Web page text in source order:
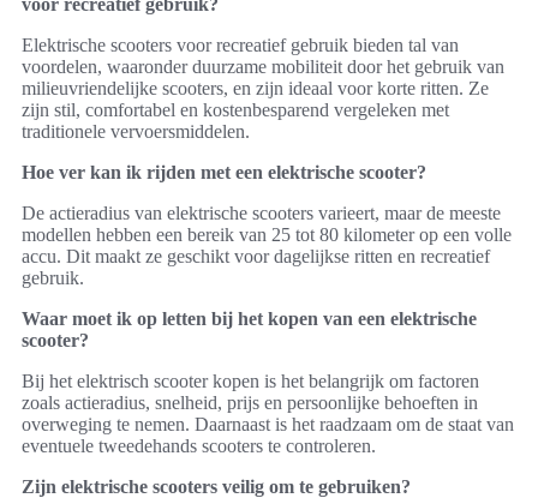
Elektrische scooters voor recreatief gebruik bieden tal van
voordelen, waaronder duurzame mobiliteit door het gebruik van
milieuvriendelijke scooters, en zijn ideaal voor korte ritten. Ze
zijn stil, comfortabel en kostenbesparend vergeleken met
traditionele vervoersmiddelen.
Hoe ver kan ik rijden met een elektrische scooter?
De actieradius van elektrische scooters varieert, maar de meeste
modellen hebben een bereik van 25 tot 80 kilometer op een volle
accu. Dit maakt ze geschikt voor dagelijkse ritten en recreatief
gebruik.
Waar moet ik op letten bij het kopen van een elektrische
scooter?
Bij het elektrisch scooter kopen is het belangrijk om factoren
zoals actieradius, snelheid, prijs en persoonlijke behoeften in
overweging te nemen. Daarnaast is het raadzaam om de staat van
eventuele tweedehands scooters te controleren.
Zijn elektrische scooters veilig om te gebruiken?